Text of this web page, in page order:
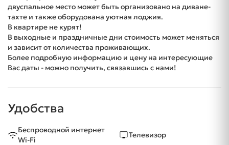
двуспальное место может быть организовано на диване-
тахте и также оборудована уютная лоджия.
В квартире не курят!
В выходные и праздничные дни стоимость может меняться
и зависит от количества проживающих.
Более подробную информацию и цену на интересующие
Вас даты - можно получить, связавшись с нами!
Удобства
Беспроводной интернет
Wi-Fi
Телевизор